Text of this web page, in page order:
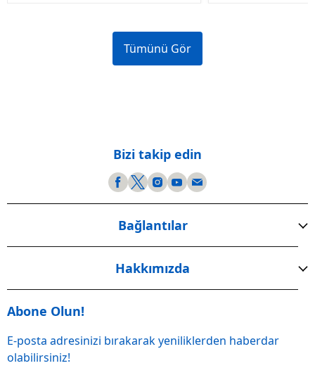
Tümünü Gör
Bizi takip edin
Bağlantılar
Hakkımızda
Abone Olun!
E-posta adresinizi bırakarak yeniliklerden haberdar
olabilirsiniz!